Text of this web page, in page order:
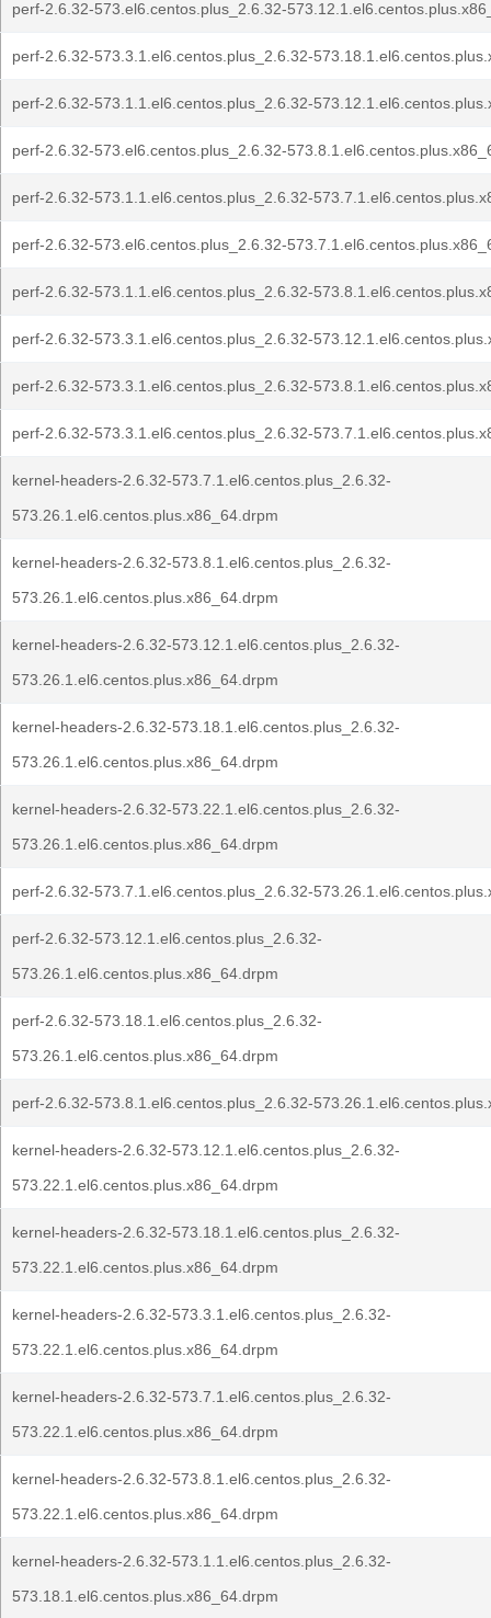
perf-2.6.32-573.el6.centos.plus_2.6.32-
perf-2.6.32-573.3.1.el6.centos.plus_2.6.32-
perf-2.6.32-573.1.1.el6.centos.plus_2.6.32-
perf-2.6.32-573.el6.centos.plus_2.6.32-
perf-2.6.32-573.1.1.el6.centos.plus_2.6.32-
perf-2.6.32-573.el6.centos.plus_2.6.32-
perf-2.6.32-573.1.1.el6.centos.plus_2.6.32-
perf-2.6.32-573.3.1.el6.centos.plus_2.6.32-
perf-2.6.32-573.3.1.el6.centos.plus_2.6.32-
perf-2.6.32-573.3.1.el6.centos.plus_2.6.32-
kernel-headers-2.6.32-573.7.1.el6.centos.plus_2.6.32-
573.26.1.el6.centos.plus.x86_64.drpm
kernel-headers-2.6.32-573.8.1.el6.centos.plus_2.6.32-
573.26.1.el6.centos.plus.x86_64.drpm
kernel-headers-2.6.32-573.12.1.el6.centos.plus_2.6.32-
573.26.1.el6.centos.plus.x86_64.drpm
kernel-headers-2.6.32-573.18.1.el6.centos.plus_2.6.32-
573.26.1.el6.centos.plus.x86_64.drpm
kernel-headers-2.6.32-573.22.1.el6.centos.plus_2.6.32-
573.26.1.el6.centos.plus.x86_64.drpm
perf-2.6.32-573.7.1.el6.centos.plus_2.6.32-
perf-2.6.32-573.12.1.el6.centos.plus_2.6.32-
573.26.1.el6.centos.plus.x86_64.drpm
perf-2.6.32-573.18.1.el6.centos.plus_2.6.32-
573.26.1.el6.centos.plus.x86_64.drpm
perf-2.6.32-573.8.1.el6.centos.plus_2.6.32-
kernel-headers-2.6.32-573.12.1.el6.centos.plus_2.6.32-
573.22.1.el6.centos.plus.x86_64.drpm
kernel-headers-2.6.32-573.18.1.el6.centos.plus_2.6.32-
573.22.1.el6.centos.plus.x86_64.drpm
kernel-headers-2.6.32-573.3.1.el6.centos.plus_2.6.32-
573.22.1.el6.centos.plus.x86_64.drpm
kernel-headers-2.6.32-573.7.1.el6.centos.plus_2.6.32-
573.22.1.el6.centos.plus.x86_64.drpm
kernel-headers-2.6.32-573.8.1.el6.centos.plus_2.6.32-
573.22.1.el6.centos.plus.x86_64.drpm
kernel-headers-2.6.32-573.1.1.el6.centos.plus_2.6.32-
573.18.1.el6.centos.plus.x86_64.drpm